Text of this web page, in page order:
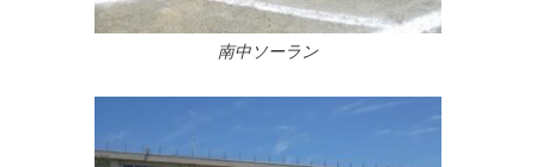
南中ソーラン